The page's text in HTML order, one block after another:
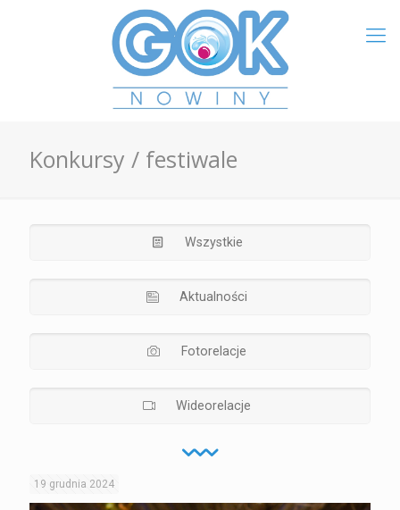
Konkursy / festiwale
Wszystkie
Aktualności
Fotorelacje
Wideorelacje
19 grudnia 2024